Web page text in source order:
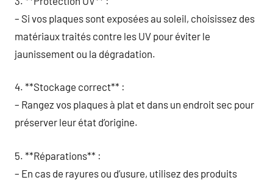
– Si vos plaques sont exposées au soleil, choisissez des
matériaux traités contre les UV pour éviter le
jaunissement ou la dégradation.
4. **Stockage correct** :
– Rangez vos plaques à plat et dans un endroit sec pour
préserver leur état d’origine.
5. **Réparations** :
– En cas de rayures ou d’usure, utilisez des produits